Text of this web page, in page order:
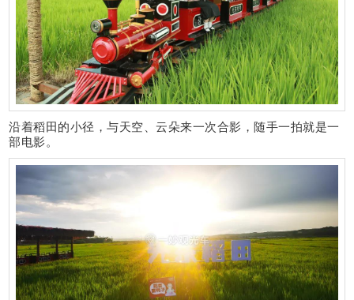
沿着稻田的小径，与天空、云朵来一次合影，随手一拍就是一
部电影。